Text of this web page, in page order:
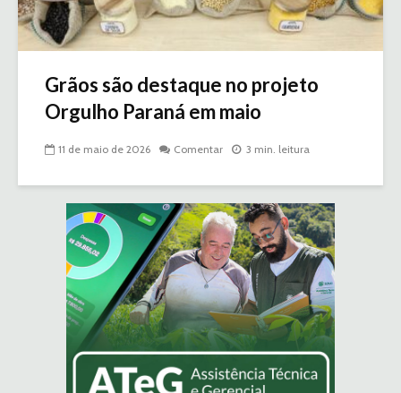
Grãos são destaque no projeto
Orgulho Paraná em maio
11 de maio de 2026 Comentar 3 min. leitura